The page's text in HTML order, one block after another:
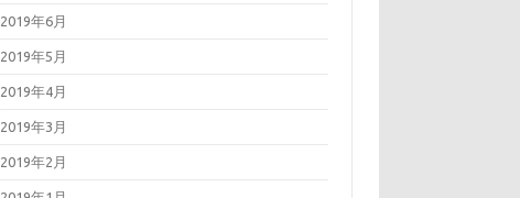
2019年6月
2019年5月
2019年4月
2019年3月
2019年2月